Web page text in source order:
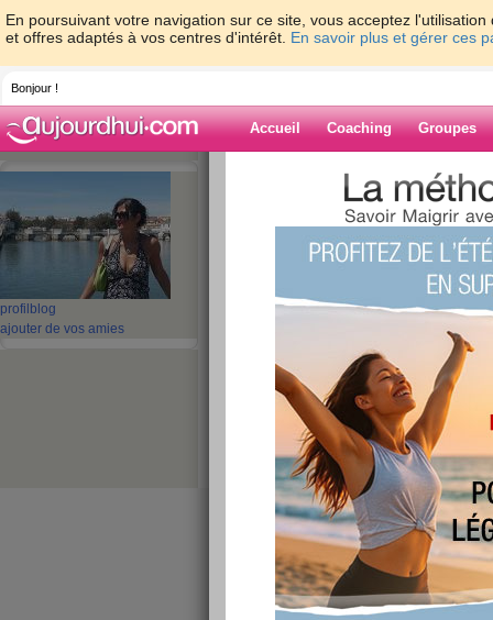
En poursuivant votre navigation sur ce site, vous acceptez
et offres adaptés à vos centres d'intérêt. En savoir plus et gérer ces
Bonjour !
Accueil Coaching Groupes
profil blog
ajouter de vos amies
>
Blog de lililou29
21 - 25 »
‹ Préc. 1 2 3 4 5
et c'est repartie
!!!!
publié le 14/03/2010 à 12:27
Me voilà de nouveau sur la bonne pente !!!
bientot les 7 kilos dépassés pfffffffff et bien j'ai
efforts payent comme toujours, et donc je
et a me faire plaisir !!! ha la la comme je suis